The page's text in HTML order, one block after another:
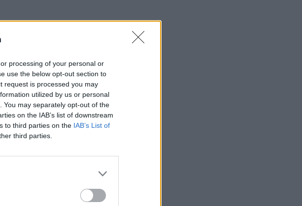
processing of your personal or
use the below opt-out section to
request is processed you may
utilized by us or personal
may separately opt-out of the
on the IAB’s list of downstream
to third parties on the IAB’s List of
third parties.